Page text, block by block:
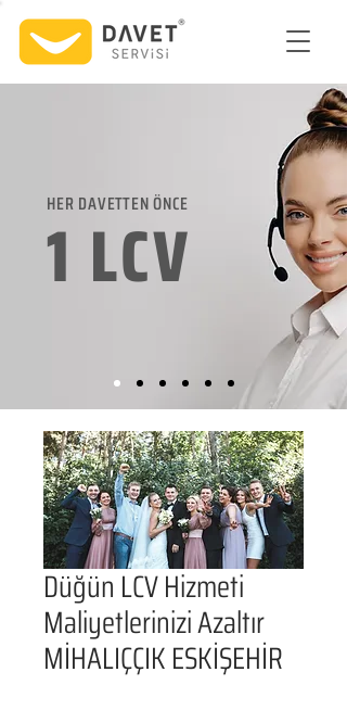
HER DAVETTEN ÖNCE
1 LCV
Düğün LCV Hizmeti
Maliyetlerinizi Azaltır
MİHALIÇÇIK ESKİŞEHİR